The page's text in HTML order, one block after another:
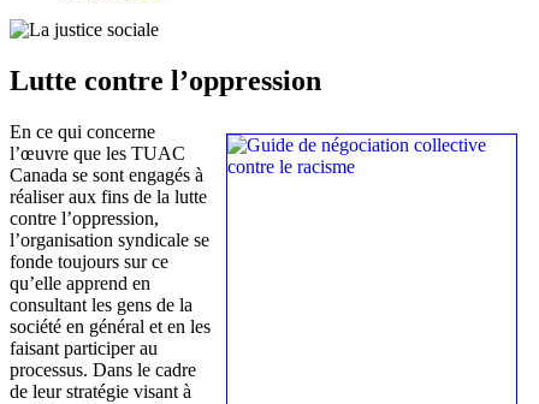
Lutte contre l’oppression
En ce qui concerne
l’œuvre que les TUAC
Canada se sont engagés à
réaliser aux fins de la lutte
contre l’oppression,
l’organisation syndicale se
fonde toujours sur ce
qu’elle apprend en
consultant les gens de la
société en général et en les
faisant participer au
processus. Dans le cadre
de leur stratégie visant à